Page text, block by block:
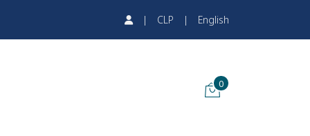
| CLP | English
0